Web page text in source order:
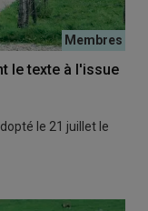
le texte à l'issue
le 21 juillet le